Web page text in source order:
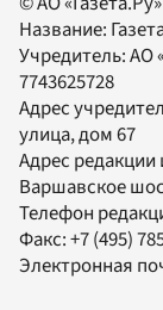
Название:
Учредитель:АО
7743625728
Адрес
улица, дом 67
Адрес редакции
Варшавское
Телефон
Факс:+7 (495)
Электронная